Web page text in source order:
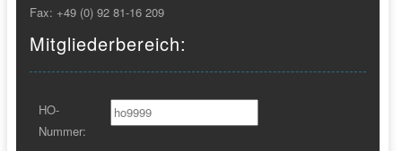
Fax: +49 (0) 92 81-16 209
Mitgliederbereich:
HO-
Nummer: